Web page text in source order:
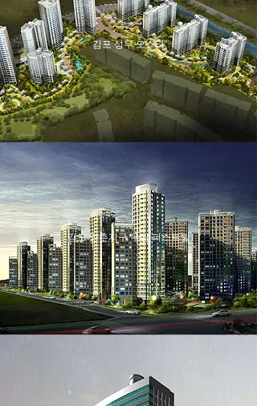
김포 성우 오스타
김포 양촌지구 우남 퍼스트빌